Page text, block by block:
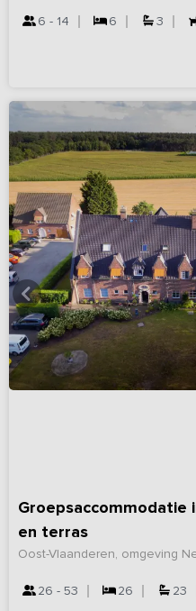
6 - 14 6 3
Groepsaccommodatie
en terras
Oost-Vlaanderen, omgeving
26 - 53 26 23